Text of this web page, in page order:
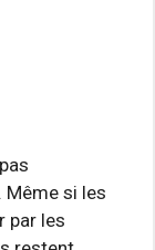
Même si les
par les